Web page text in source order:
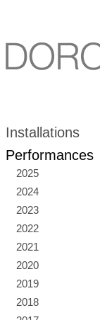
Installations
Performances
2025
2024
2023
2022
2021
2020
2019
2018